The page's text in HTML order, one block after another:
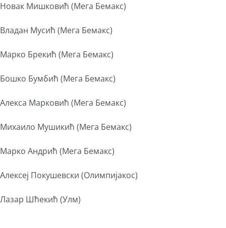
Новак Мишковић (Мега Бемакс)
Владан Мусић (Мега Бемакс)
Марко Брекић (Мега Бемакс)
Бошко Бумбић (Мега Бемакс)
Алекса Марковић (Мега Бемакс)
Михаило Мушикић (Мега Бемакс)
Марко Андрић (Мега Бемакс)
Алексеј Покушевски (Олимпијакос)
Лазар Шћекић (Улм)